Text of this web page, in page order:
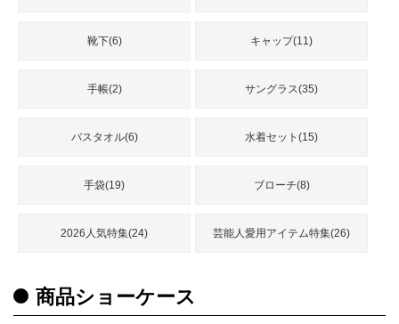
靴下(6) キャップ(11)
手帳(2) サングラス(35)
バスタオル(6) 水着セット(15)
手袋(19) ブローチ(8)
2026人気特集(24) 芸能人愛用アイテム特集(26)
商品ショーケース